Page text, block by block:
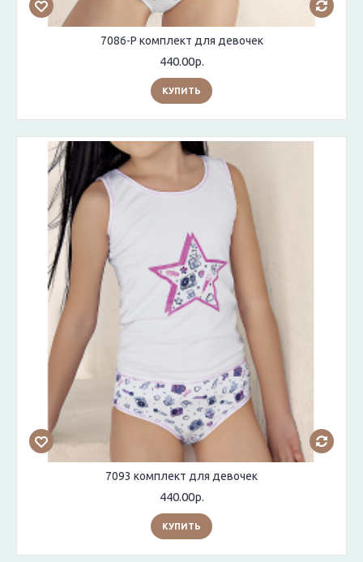
7086-Р комплект для девочек
440.00р.
КУПИТЬ
7093 комплект для девочек
440.00р.
КУПИТЬ